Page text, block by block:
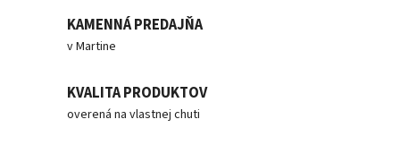
KAMENNÁ PREDAJŇA
v Martine
KVALITA PRODUKTOV
overená na vlastnej chuti